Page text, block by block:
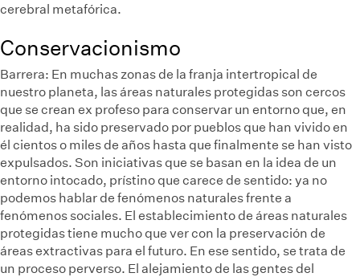
cerebral metafórica.
Conservacionismo
Barrera: En muchas zonas de la franja intertropical de
nuestro planeta, las áreas naturales protegidas son cercos
que se crean ex profeso para conservar un entorno que, en
realidad, ha sido preservado por pueblos que han vivido en
él cientos o miles de años hasta que finalmente se han visto
expulsados. Son iniciativas que se basan en la idea de un
entorno intocado, prístino que carece de sentido: ya no
podemos hablar de fenómenos naturales frente a
fenómenos sociales. El establecimiento de áreas naturales
protegidas tiene mucho que ver con la preservación de
áreas extractivas para el futuro. En ese sentido, se trata de
un proceso perverso. El alejamiento de las gentes del